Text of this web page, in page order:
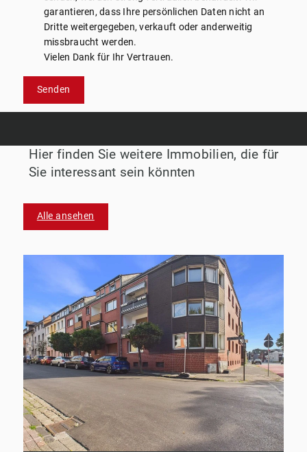
garantieren, dass Ihre persönlichen Daten nicht an
Dritte weitergegeben, verkauft oder anderweitig
missbraucht werden.
Vielen Dank für Ihr Vertrauen.
Senden
Hier finden Sie weitere Immobilien, die für
Sie interessant sein könnten
Alle ansehen